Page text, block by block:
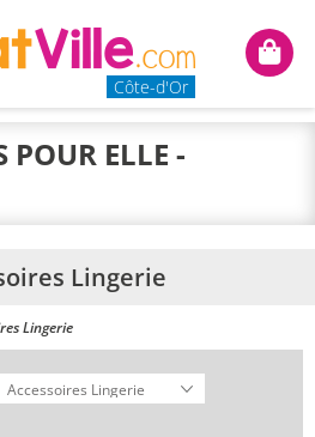
Côte-d'Or
Mon
POUR ELLE -
Lingerie
Lingerie